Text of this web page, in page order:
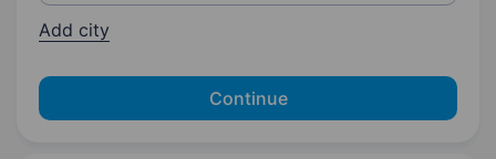
Add city
Continue